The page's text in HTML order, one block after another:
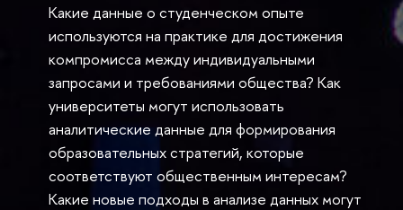
Какие данные о студенческом опыте
используются на практике для достижения
компромисса между индивидуальными
запросами и требованиями общества? Как
университеты могут использовать
аналитические данные для формирования
образовательных стратегий, которые
соответствуют общественным интересам?
Какие новые подходы в анализе данных могут